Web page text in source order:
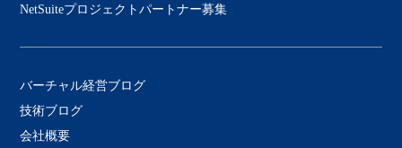
NetSuiteプロジェクトパートナー募集
バーチャル経営ブログ
技術ブログ
会社概要